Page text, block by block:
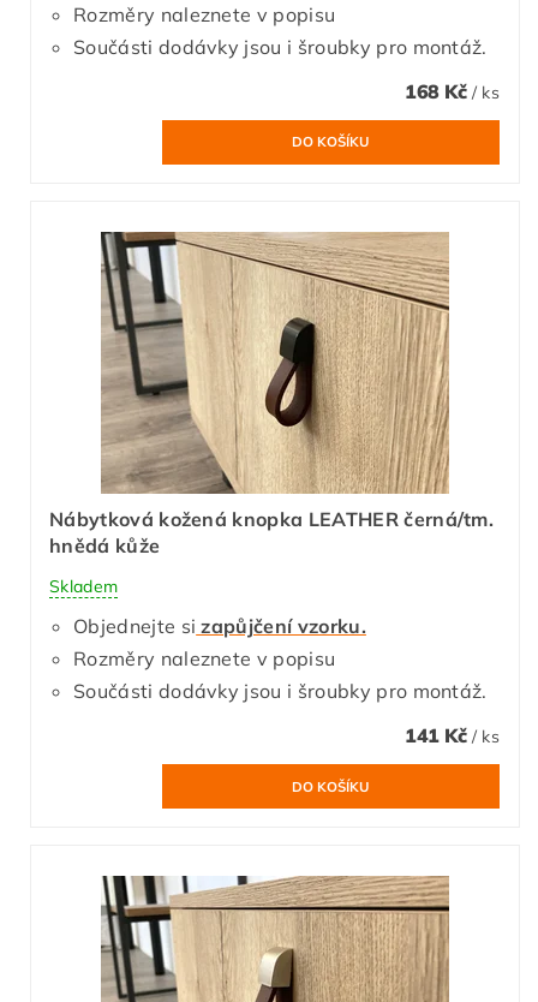
Rozměry naleznete v popisu
Součásti dodávky jsou i šroubky pro montáž.
168 Kč / ks
Nábytková kožená knopka LEATHER černá/tm.
hnědá kůže
Skladem
Objednejte si zapůjčení vzorku.
Rozměry naleznete v popisu
Součásti dodávky jsou i šroubky pro montáž.
141 Kč / ks